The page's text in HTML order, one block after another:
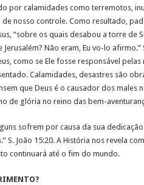
por calamidades como terremotos,
nosso controle. Como resultado,
“sobre os quais desabou a torre de
Não eram, Eu vo-lo afirmo.”
como se Ele fosse responsável pelas
Calamidades, desastres são
que Deus é o causador dos
de glória no reino das bem-
sofrem por causa da sua
S. João 15:20. A História nos revela
continuará até o fim do mundo.